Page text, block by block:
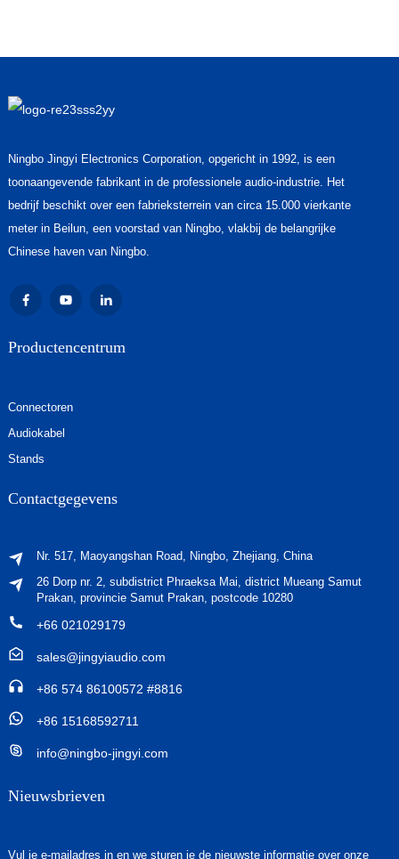
Ningbo Jingyi Electronics Corporation, opgericht in 1992, is een
toonaangevende fabrikant in de professionele audio-industrie. Het
bedrijf beschikt over een fabrieksterrein van circa 15.000 vierkante
meter in Beilun, een voorstad van Ningbo, vlakbij de belangrijke
Chinese haven van Ningbo.
Productencentrum
Connectoren
Audiokabel
Stands
Contactgegevens
Nr. 517, Maoyangshan Road, Ningbo, Zhejiang, China
26 Dorp nr. 2, subdistrict Phraeksa Mai, district Mueang Samut
Prakan, provincie Samut Prakan, postcode 10280
+66 021029179
sales@jingyiaudio.com
+86 574 86100572 #8816
+86 15168592711
info@ningbo-jingyi.com
Nieuwsbrieven
Vul je e-mailadres in en we sturen je de nieuwste informatie over onze